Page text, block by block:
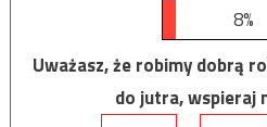
8%
Uważasz, że robimy dobrą
do jutra, wspieraj